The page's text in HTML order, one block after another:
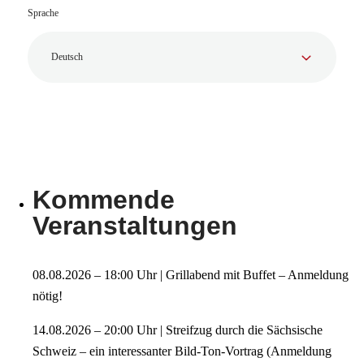
Sprache
Deutsch
Kommende
Veranstaltungen
08.08.2026 – 18:00 Uhr | Grillabend mit Buffet – Anmeldung
nötig!
14.08.2026 – 20:00 Uhr | Streifzug durch die Sächsische
Schweiz – ein interessanter Bild-Ton-Vortrag (Anmeldung